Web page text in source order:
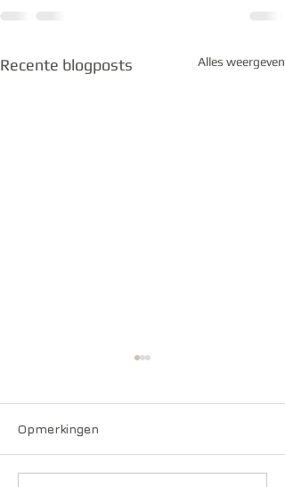
Recente blogposts Alles weergeven
Opmerkingen